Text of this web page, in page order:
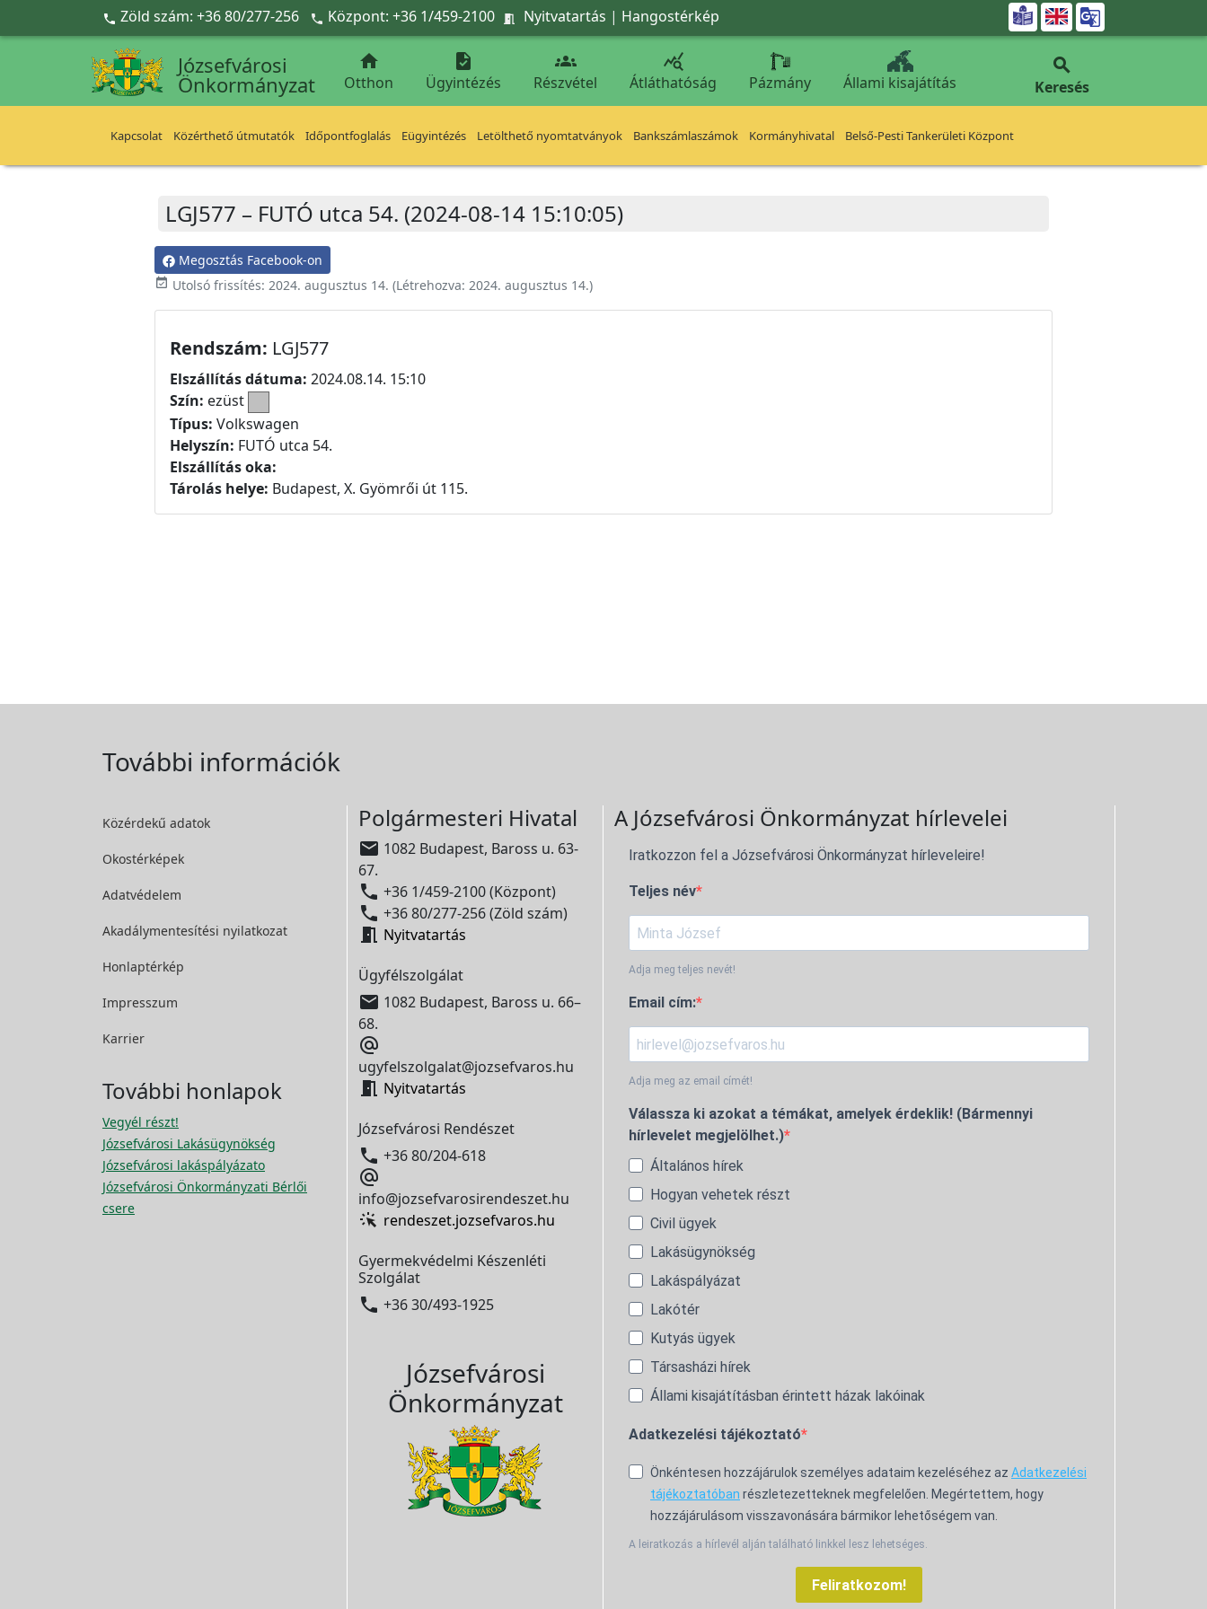
Ugrás a fő tartalomra
 Zöld szám: +36 80/277-256  Központ: +36 1/459-2100  Nyitvatartás | Hangostérkép 
Józsefvárosi
Önkormányzat

Otthon

Ügyintézés

Részvétel

Átláthatóság Pázmány Állami kisajátítás

Keresés
Kapcsolat Közérthető útmutatók Időpontfoglalás Eügyintézés Letölthető nyomtatványok Bankszámlaszámok Kormányhivatal Belső-Pesti Tankerületi Központ
LGJ577 – FUTÓ utca 54. (2024-08-14 15:10:05)
Megosztás Facebook-on
event_available Utolsó frissítés: 2024. augusztus 14. (Létrehozva: 2024. augusztus 14.)
Rendszám: LGJ577
Elszállítás dátuma: 2024.08.14. 15:10
Szín: ezüst
Típus: Volkswagen
Helyszín: FUTÓ utca 54.
Elszállítás oka:
Tárolás helye: Budapest, X. Gyömrői út 115.
További információk
Közérdekű adatok
Okostérképek
Adatvédelem
Akadálymentesítési nyilatkozat
Honlaptérkép
Impresszum
Karrier
További honlapok
Vegyél részt!
Józsefvárosi Lakásügynökség
Józsefvárosi lakáspályázato
Józsefvárosi Önkormányzati Bérlői
csere
Polgármesteri Hivatal
 1082 Budapest, Baross u. 63-
67.
 +36 1/459-2100 (Központ)
 +36 80/277-256 (Zöld szám)
 Nyitvatartás
Ügyfélszolgálat
 1082 Budapest, Baross u. 66–
68.

ugyfelszolgalat@jozsefvaros.hu
 Nyitvatartás
Józsefvárosi Rendészet
 +36 80/204-618

info@jozsefvarosirendeszet.hu
rendeszet.jozsefvaros.hu
Gyermekvédelmi Készenléti
Szolgálat
 +36 30/493-1925
Józsefvárosi
Önkormányzat
A Józsefvárosi Önkormányzat hírlevelei
Iratkozzon fel a Józsefvárosi Önkormányzat hírleveleire!
Teljes név
Adja meg teljes nevét!
Email cím:
Adja meg az email címét!
Válassza ki azokat a témákat, amelyek érdeklik! (Bármennyi
hírlevelet megjelölhet.)
Általános hírek
Hogyan vehetek részt
Civil ügyek
Lakásügynökség
Lakáspályázat
Lakótér
Kutyás ügyek
Társasházi hírek
Állami kisajátításban érintett házak lakóinak
Adatkezelési tájékoztató
Önkéntesen hozzájárulok személyes adataim kezeléséhez az Adatkezelési
tájékoztatóban részletezetteknek megfelelően. Megértettem, hogy
hozzájárulásom visszavonására bármikor lehetőségem van.
A leiratkozás a hírlevél alján található linkkel lesz lehetséges.
Feliratkozom!